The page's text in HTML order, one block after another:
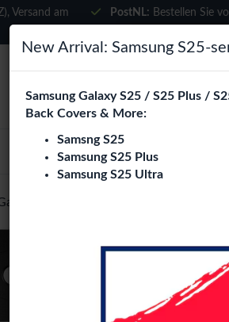
Wählen Sie
Es sieht so
Vereinigte
Versand am
PostNL: Bestellen Sie
Über Phone City Blogs
Tab A 10.1 (T510) - Gold
New Arrival: Samsung S25-
Samsung Galaxy S25 / S25 Plus /
Back Covers & More:
Samsng S25
Samsung S25 Plus
Samsung S25 Ultra